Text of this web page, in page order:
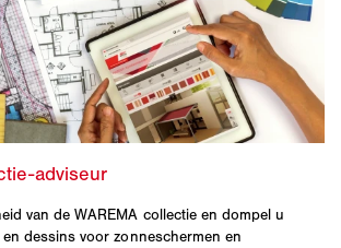
van de WAREMA collectie en dompel u
dessins voor zonneschermen en